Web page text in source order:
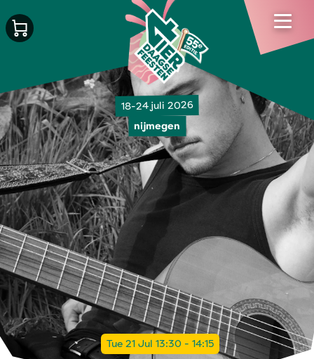
18-24 juli 2026
nijmegen
Tue 21 Jul 13:30 - 14:15